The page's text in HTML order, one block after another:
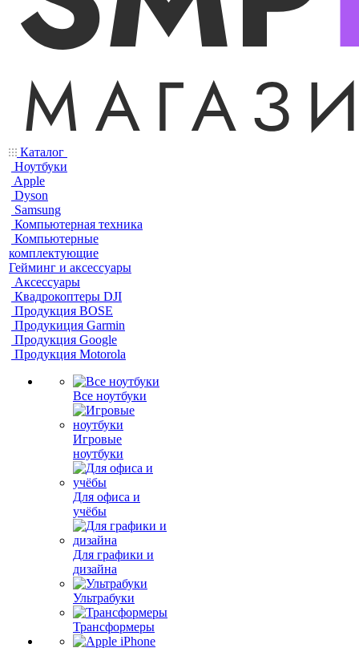
Каталог
Ноутбуки
Apple
Dyson
Samsung
Компьютерная техника
Компьютерные
комплектующие
Гейминг и аксессуары
Аксессуары
Квадрокоптеры DJI
Продукция BOSE
Продукиция Garmin
Продукция Google
Продукция Motorola
Все ноутбуки
Игровые
ноутбуки
Для офиса и
учёбы
Для графики и
дизайна
Ультрабуки
Трансформеры